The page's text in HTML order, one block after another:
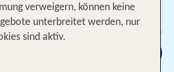
verweigern, können keine
unterbreitet werden, nur
sind aktiv.